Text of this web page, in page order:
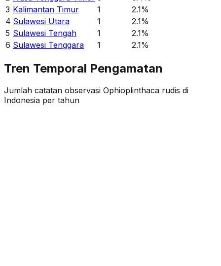
3 Kalimantan Timur 1 2.1%
4 Sulawesi Utara 1 2.1%
5 Sulawesi Tengah 1 2.1%
6 Sulawesi Tenggara 1 2.1%
Tren Temporal Pengamatan
Jumlah catatan observasi Ophioplinthaca rudis di
Indonesia per tahun